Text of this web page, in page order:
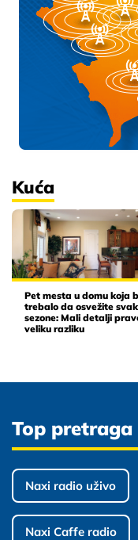
Kuća
Pet mesta u domu koja
trebalo da osvežite
sezone: Mali detalji
veliku razliku
Top
Naxi radio uživo
Naxi Caffe radio